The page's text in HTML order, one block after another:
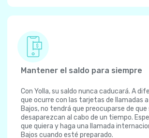
Mantener el saldo para siempre
Con Yolla, su saldo nunca caducará. A
que ocurre con las tarjetas de llamadas a
Bajos, no tendrá que preocuparse de
desaparezcan al cabo de un tiempo.
que quiera y haga una llamada
Bajos cuando esté preparado.